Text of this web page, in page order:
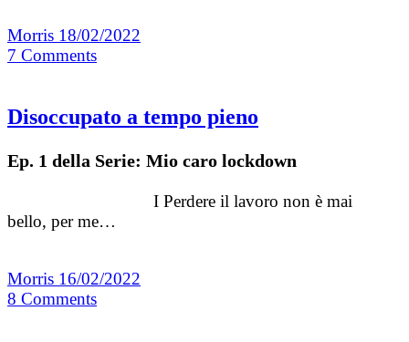
Morris 18/02/2022
7 Comments
Disoccupato a tempo pieno
Ep. 1 della Serie: Mio caro lockdown
I Perdere il lavoro non è mai
bello, per me…
Morris 16/02/2022
8 Comments